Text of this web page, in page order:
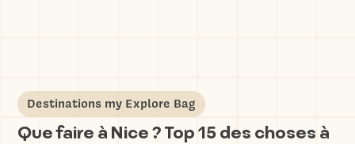
Destinations my Explore Bag
Que faire à Nice ? Top 15 des choses à